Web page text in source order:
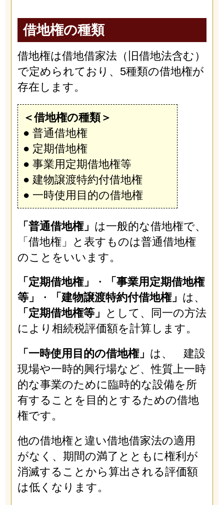
借地権の種類
借地権は借地借家法（旧借地法含む）
で定められており、5種類の借地権が
存在します。
＜借地権の種類＞
● 普通借地権
● 定期借地権
● 事業用定期借地権等
● 建物譲渡特約付借地権
● 一時使用目的の借地権
「普通借地権」 は一般的な借地権で、
「借地権」と表すものは普通借地権
のことをいいます。
「定期借地権」
・
「事業用定期借地権
等」
・ 「建物譲渡特約付借地権」 は、
「定期借地権等」 として、同一の方法
により相続税評価額を計算します。
「一時使用目的の借地権」 は、 建設
現場や一時的興行場など、性質上一時
的な事業のために臨時的な設備を所
有することを目的とするための借地
権です。
他の借地権と違い借地借家法の適用
がなく、期間の満了とともに権利が
消滅することから算出される評価額
は低くなります。